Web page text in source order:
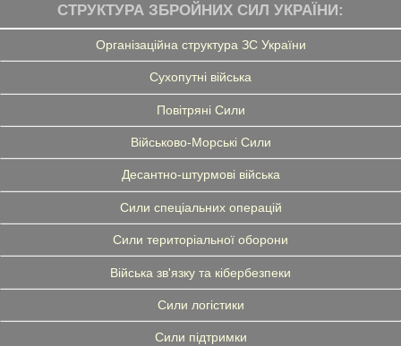
СТРУКТУРА ЗБРОЙНИХ СИЛ УКРАЇНИ:
Організаційна структура ЗС України
Сухопутні війська
Повітряні Сили
Військово-Морські Сили
Десантно-штурмові війська
Сили спеціальних операцій
Сили територіальної оборони
Війська зв'язку та кібербезпеки
Сили логістики
Сили підтримки